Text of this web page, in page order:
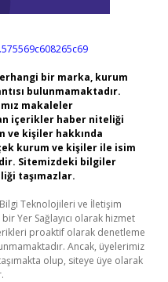
bir marka, kurum
bulunmamaktadır.
makaleler
içerikler haber niteliği
ve kişiler hakkında
kurum ve kişiler ile isim
Sitemizdeki bilgiler
taşımazlar.
Bilgi Teknolojileri ve İletişim
Yer Sağlayıcı olarak hizmet
proaktif olarak denetleme
Ancak, üyelerimiz
olup, siteye üye olarak